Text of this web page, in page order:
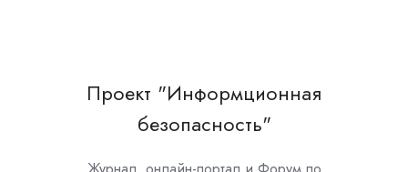
Проект "Информционная
безопасность"